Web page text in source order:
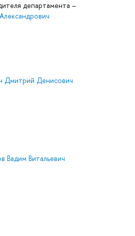
департамента –
Дмитрий Денисович
Вадим Витальевич